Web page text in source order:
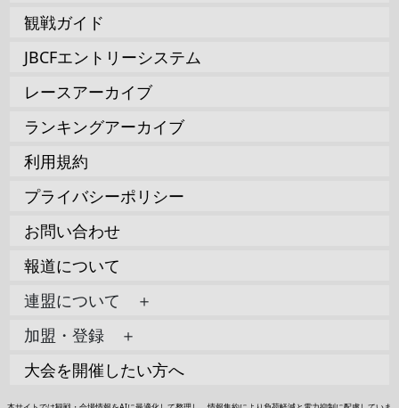
観戦ガイド
JBCFエントリーシステム
レースアーカイブ
ランキングアーカイブ
利用規約
プライバシーポリシー
お問い合わせ
報道について
連盟について ＋
加盟・登録 ＋
大会を開催したい方へ